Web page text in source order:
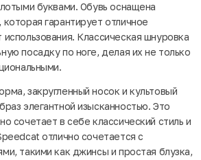
буквами. Обувь оснащена
гарантирует отличное
Классическая шнуровка
посадку по ноге, делая их не только
закругленный носок и культовый
элегантной изысканностью. Это
сочетает в себе классический стиль и
отлично сочетается с
такими как джинсы и простая блузка,